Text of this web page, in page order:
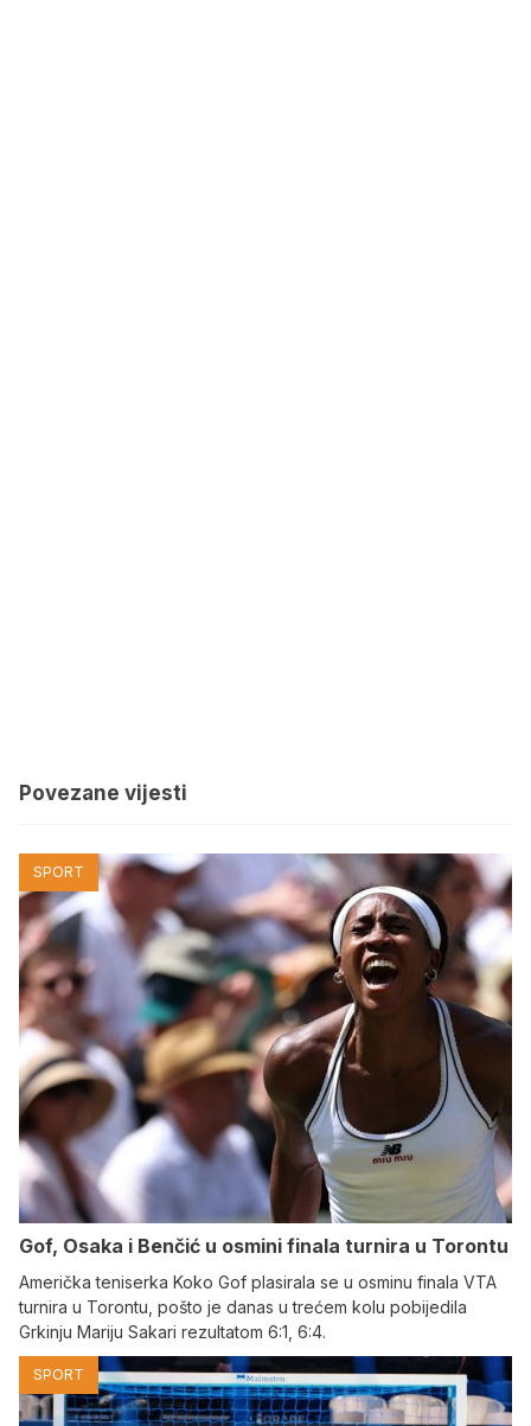
Povezane vijesti
SPORT
Gof, Osaka i Benčić u osmini finala turnira u Torontu
Američka teniserka Koko Gof plasirala se u osminu finala VTA
turnira u Torontu, pošto je danas u trećem kolu pobijedila
Grkinju Mariju Sakari rezultatom 6:1, 6:4.
SPORT